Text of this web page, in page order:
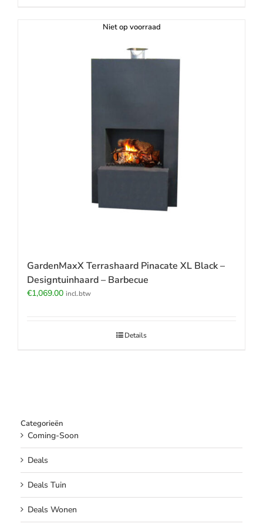
Niet op voorraad
GardenMaxX Terrashaard Pinacate XL Black –
Designtuinhaard – Barbecue
€1,069.00 incl.btw
Details
Categorieën
Coming-Soon
Deals
Deals Tuin
Deals Wonen